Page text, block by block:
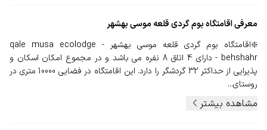
معرفیاقامتگاه بوم گردی قلعه موسی بهشهر
❇️اقامتگاه بوم گردی قلعه موسی بهشهر - qale musa ecolodge
behshahr - دارای 4 اتاق 8 نفره می باشد و در مجموع امکان اسکان و
پذیرایی از حداکثر 32 گردشگر را دارد. این اقامتگاه در فضایی 10000 متری در
روستای...
مشاهده بیشتر